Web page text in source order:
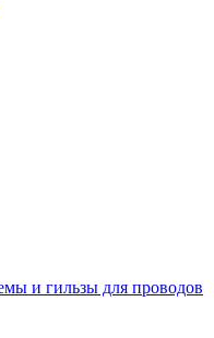
и гильзы для проводов